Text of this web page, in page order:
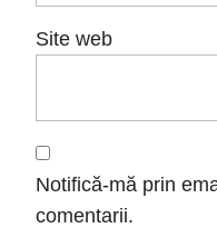
Site web
Notifică-mă prin
comentarii.